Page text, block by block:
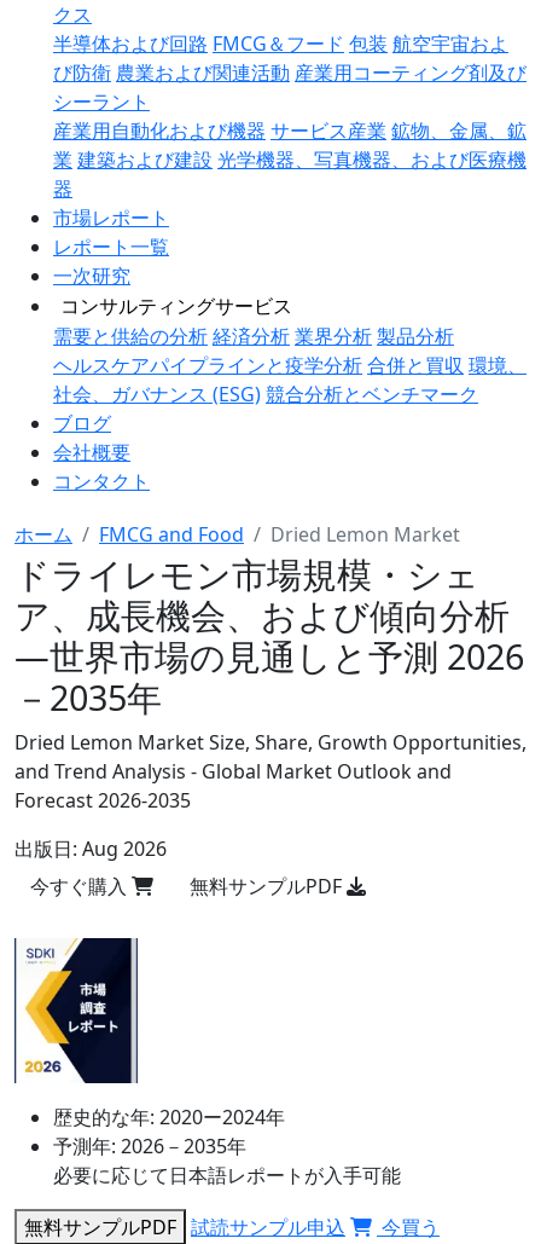
クス
半導体および回路 FMCG＆フード 包装 航空宇宙およ
び防衛 農業および関連活動 産業用コーティング剤及び
シーラント
産業用自動化および機器 サービス産業 鉱物、金属、鉱
業 建築および建設 光学機器、写真機器、および医療機
器
市場レポート
レポート一覧
一次研究
コンサルティングサービス
需要と供給の分析経済分析業界分析製品分析
ヘルスケアパイプラインと疫学分析合併と買収 環境、
社会、ガバナンス (ESG)競合分析とベンチマーク
ブログ
会社概要
コンタクト
ホーム FMCG and Food Dried Lemon Market
ドライレモン市場規模・シェ
ア、成長機会、および傾向分析
―世界市場の見通しと予測 2026
－2035年
Dried Lemon Market Size, Share, Growth Opportunities,
and Trend Analysis - Global Market Outlook and
Forecast 2026-2035
出版日: Aug 2026
今すぐ購入
無料サンプルPDF
歴史的な年: 2020ー2024年
予測年: 2026－2035年
必要に応じて日本語レポートが入手可能
無料サンプルPDF 試読サンプル申込 今買う